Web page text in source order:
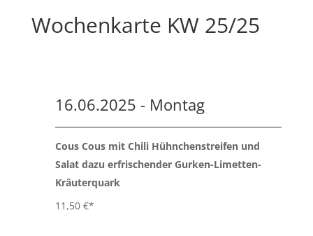
Wochenkarte KW 25/25
16.06.2025 - Montag
Cous Cous mit Chili Hühnchenstreifen und
Salat dazu erfrischender Gurken-Limetten-
Kräuterquark
11,50 €*